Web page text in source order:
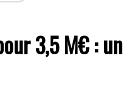
3,5 M€ : un